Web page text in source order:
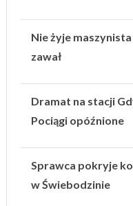
Nie żyje
zawał
Dramat na stacji
Pociągi opóźnione
Sprawca pokryje
w Świebodzinie